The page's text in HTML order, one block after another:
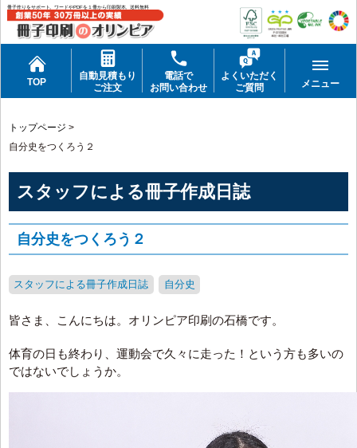
冊子作りをサポート。ワードやPDFを１冊から印刷製本。送料無料
TOP
自動見積もり
ご注文
電話で
お問い合わせ
よくいただく
ご質問
メニュー
トップページ >
自分史をつくろう２
スタッフによる冊子作成日誌
自分史をつくろう２
スタッフによる冊子作成日誌 自分史
皆さま、こんにちは。オリンピア印刷の石橋です。
体育の日も終わり、運動会で久々に走った！という方も多いの
ではないでしょうか。